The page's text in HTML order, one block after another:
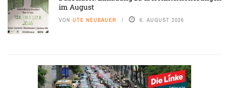
im August
VON UTE NEUBAUER 6. AUGUST 2026